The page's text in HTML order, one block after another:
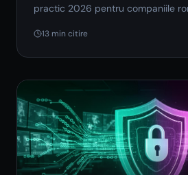
practic 2026 pentru companiile
early-adopter.
13 min citire